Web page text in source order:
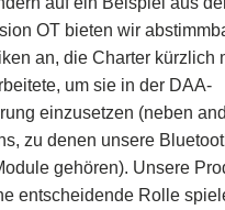
OT bieten wir
an, die Charter kürzlich
um sie in der DAA-
einzusetzen (neben
zu denen unsere
gehören). Unsere
entscheidende Rolle